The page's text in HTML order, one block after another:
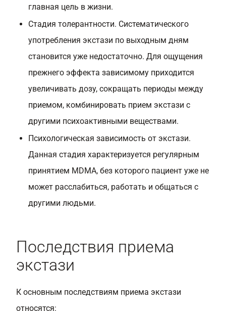
главная цель в жизни.
Стадия толерантности. Систематического
употребления экстази по выходным дням
становится уже недостаточно. Для ощущения
прежнего эффекта зависимому приходится
увеличивать дозу, сокращать периоды между
приемом, комбинировать прием экстази с
другими психоактивными веществами.
Психологическая зависимость от экстази.
Данная стадия характеризуется регулярным
принятием MDMA, без которого пациент уже не
может расслабиться, работать и общаться с
другими людьми.
Последствия приема
экстази
К основным последствиям приема экстази
относятся: